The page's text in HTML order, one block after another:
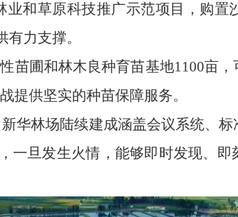
和草原科技推广示范项目，购置
力支撑。
苗圃和林木良种育苗基地1100亩
提供坚实的种苗保障服务。
华林场陆续建成涵盖会议系统、
一旦发生火情，能够即时发现、